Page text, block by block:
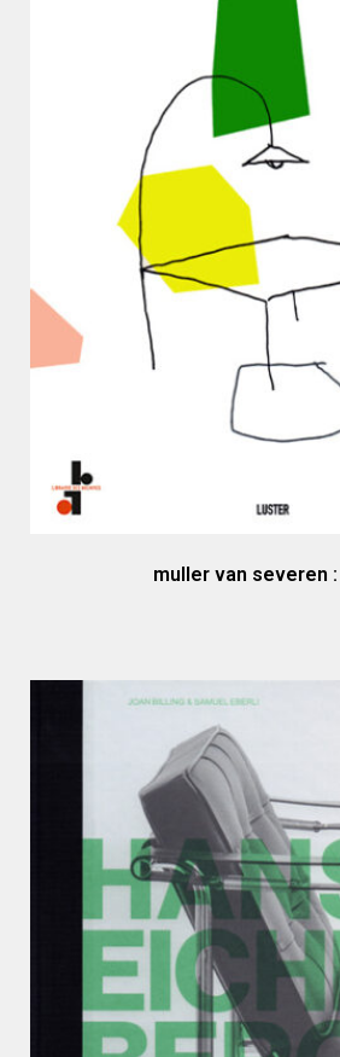
muller van severen